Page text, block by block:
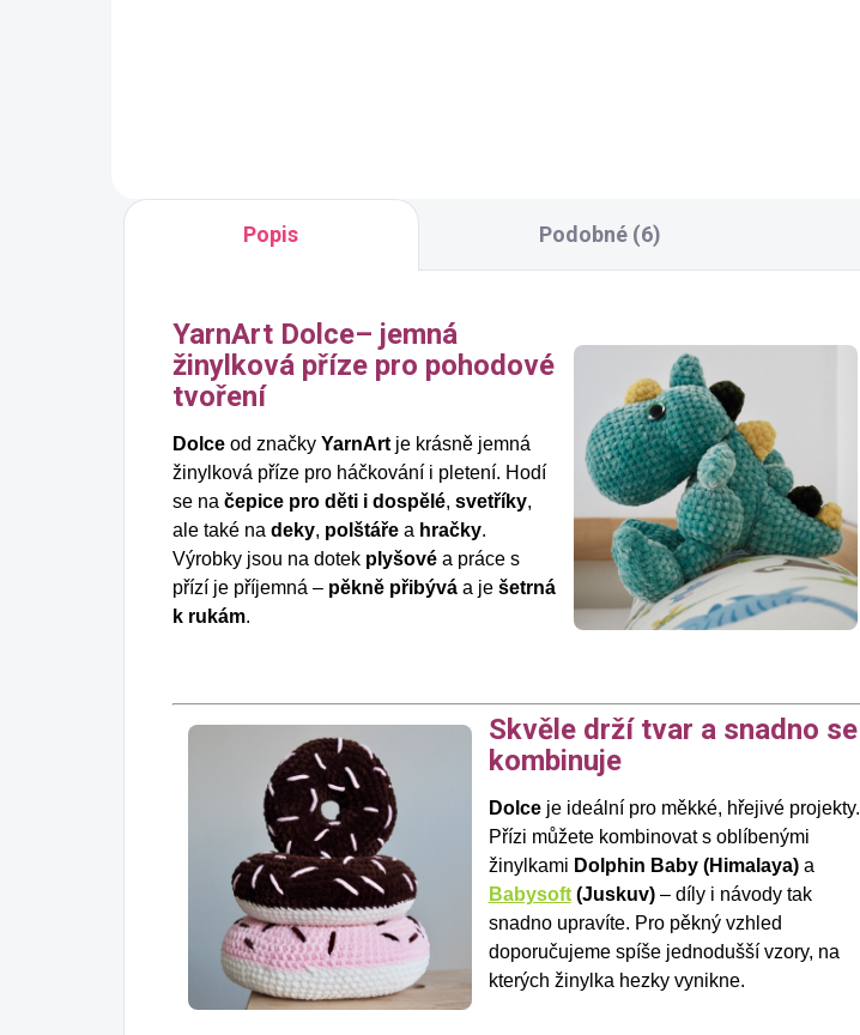
Popis Podobné (6)
YarnArt Dolce– jemná
žinylková příze pro pohodové
tvoření
Dolce od značky YarnArtje krásně jemná
žinylková příze pro háčkování i pletení. Hodí
se na čepice pro děti i dospělé, svetříky,
ale také na deky, polštáře a hračky.
Výrobky jsou na dotek plyšové a práce s
přízí je příjemná – pěkně přibývá a je šetrná
k rukám.
Skvěle drží tvar a snadno se
kombinuje
Dolceje ideální pro měkké, hřejivé projekty.
Přízi můžete kombinovat s oblíbenými
žinylkami Dolphin Baby (Himalaya)a
Babysoft(Juskuv)– díly i návody tak
snadno upravíte. Pro pěkný vzhled
doporučujeme spíše jednodušší vzory, na
kterých žinylka hezky vynikne.